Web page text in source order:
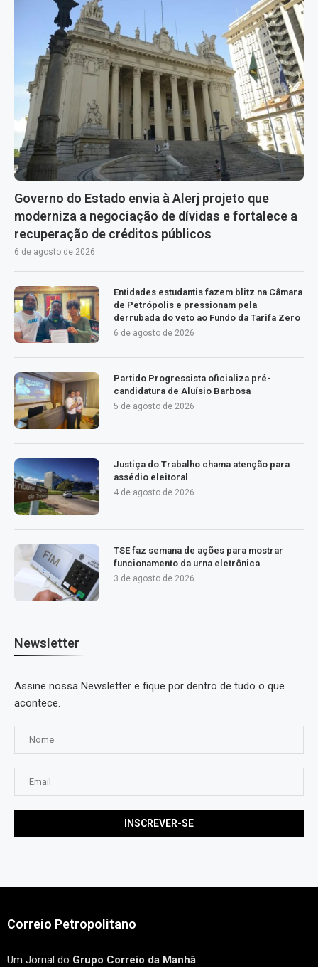
Governo do Estado envia à Alerj projeto que
moderniza a negociação de dívidas e fortalece a
recuperação de créditos públicos
6 de agosto de 2026
Entidades estudantis fazem blitz na Câmara
de Petrópolis e pressionam pela
derrubada do veto ao Fundo da Tarifa Zero
6 de agosto de 2026
Partido Progressista oficializa pré-
candidatura de Aluísio Barbosa
5 de agosto de 2026
Justiça do Trabalho chama atenção para
assédio eleitoral
4 de agosto de 2026
TSE faz semana de ações para mostrar
funcionamento da urna eletrônica
3 de agosto de 2026
Newsletter
Assine nossa Newsletter e fique por dentro de tudo o que
acontece.
Correio Petropolitano
Um Jornal do Grupo Correio da Manhã.